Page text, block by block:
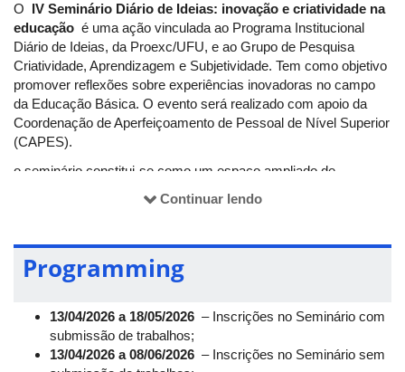
O IV Seminário Diário de Ideias: inovação e criatividade na
educação é uma ação vinculada ao Programa Institucional
Diário de Ideias, da Proexc/UFU, e ao Grupo de Pesquisa
Criatividade, Aprendizagem e Subjetividade. Tem como objetivo
promover reflexões sobre experiências inovadoras no campo
da Educação Básica. O evento será realizado com apoio da
Coordenação de Aperfeiçoamento de Pessoal de Nível Superior
(CAPES).
o seminário constitui-se como um espaço ampliado de
Ideias e outras experiências criativas e inovadoras no campo
redondas, promovendo debates a partir de uma perspectiva
histórico-cultural da criatividade, reunindo pesquisadores(as) de
diferentes áreas do conhecimento em diálogo com discentes da
Educação Básica e do Ensino Superior, além de demais
específicos(as)
Continuar lendo
Programming
13/04/2026 a 18/05/2026 – Inscrições no Seminário com
submissão de trabalhos;
13/04/2026 a 08/06/2026 – Inscrições no Seminário sem